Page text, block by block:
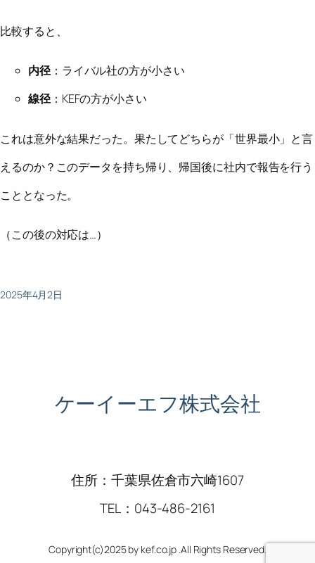
比較すると、
内径：ライバル社の方が小さい
線径：KEFの方が小さい
これは意外な結果だった。果たしてどちらが「世界最小」と言
えるのか？このデータを持ち帰り、帰国後に社内で報告を行う
こととなった。
（この後の対応は…）
2025年4月2日
ケーイーエフ株式会社
住所：千葉県佐倉市六崎1607
TEL：043-486-2161
Copyright(c)2025 by kef.co.jp .All Rights Reserved.